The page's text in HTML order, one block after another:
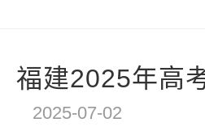
福建2025年高
2025-07-02